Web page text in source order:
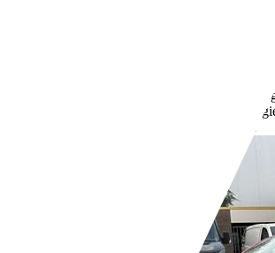
brandstofverbruik en CO2-
voertuigen kan worden
verkooppunten en op:
Meer informatie
brandstofverbruik en CO2-
voertuigen kan worden
verkooppunten en op: